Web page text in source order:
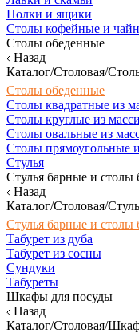
Полки и ящики
Столы кофейные и
Столы обеденные
Назад
Каталог/Столовая/
Столы обеденные
Столы квадратные из
Столы круглые из
Столы овальные из
Столы прямоугольные
Стулья
Стулья барные и столы
Назад
Каталог/Столовая/
Стулья барные и столы
Табурет из дуба
Табурет из сосны
Сундуки
Табуреты
Шкафы для посуды
Назад
Каталог/Столовая/